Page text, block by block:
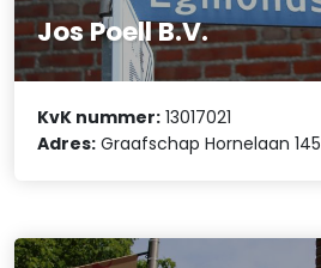
Jos Poell B.V.
KvK nummer: 13017021
Adres: Graafschap Hornelaan 145